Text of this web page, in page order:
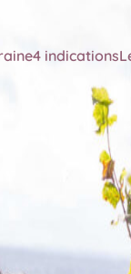
4 indications